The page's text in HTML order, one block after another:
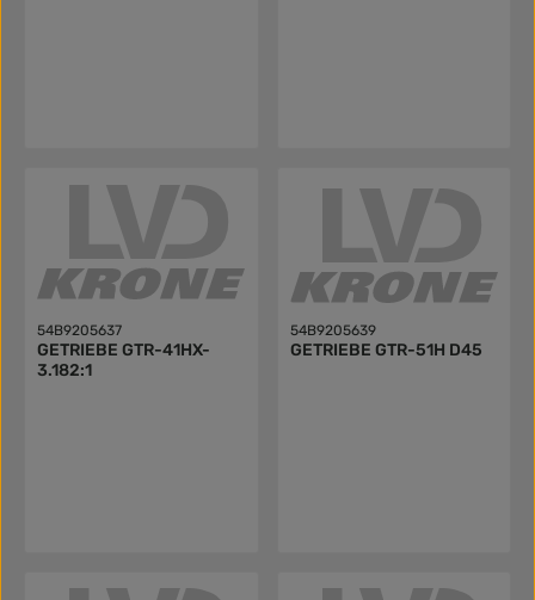
54B9205637
GETRIEBE GTR-41HX-
3.182:1
54B9205639
GETRIEBE GTR-51H D45